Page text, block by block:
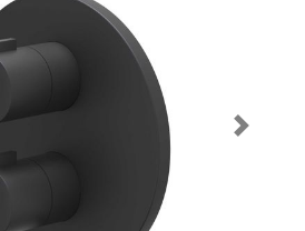
Next